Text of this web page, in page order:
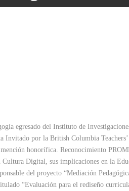
egresado del Instituto de
Invitado por la British Columbia
honorífica. Reconocimiento
Cultura Digital, sus implicaciones en la
del proyecto “Mediación
“Evaluación para el rediseño